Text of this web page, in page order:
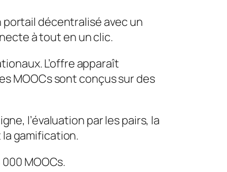
portail décentralisé avec un
à tout en un clic.
L’offre apparaît
MOOCs sont conçus sur des
l’évaluation par les pairs, la
gamification.
MOOCs.